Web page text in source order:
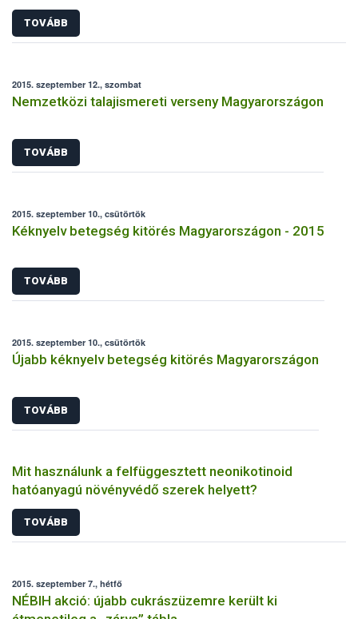
TOVÁBB
2015. szeptember 12., szombat
Nemzetközi talajismereti verseny Magyarországon
TOVÁBB
2015. szeptember 10., csütörtök
Kéknyelv betegség kitörés Magyarországon - 2015
TOVÁBB
2015. szeptember 10., csütörtök
Újabb kéknyelv betegség kitörés Magyarországon
TOVÁBB
Mit használunk a felfüggesztett neonikotinoid
hatóanyagú növényvédő szerek helyett?
TOVÁBB
2015. szeptember 7., hétfő
NÉBIH akció: újabb cukrászüzemre került ki